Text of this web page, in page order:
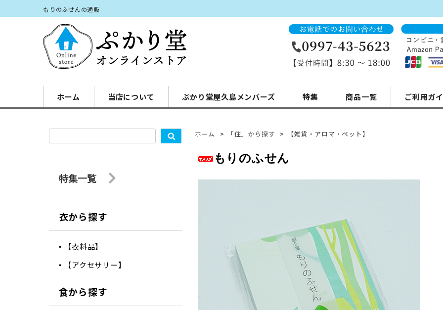
もりのふせんの通販
ホーム 当店について ぷかり堂屋久島メンバーズ 特集 商品一覧 ご利用ガ
ホーム > 「住」から探す > 【雑貨・アロマ・ペット】
もりのふせん
特集一覧
衣から探す
【衣料品】
【アクセサリー】
食から探す